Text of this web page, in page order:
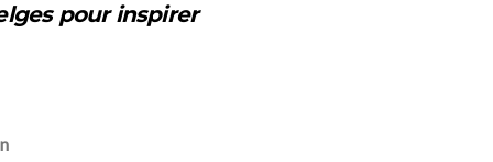
pour inspirer